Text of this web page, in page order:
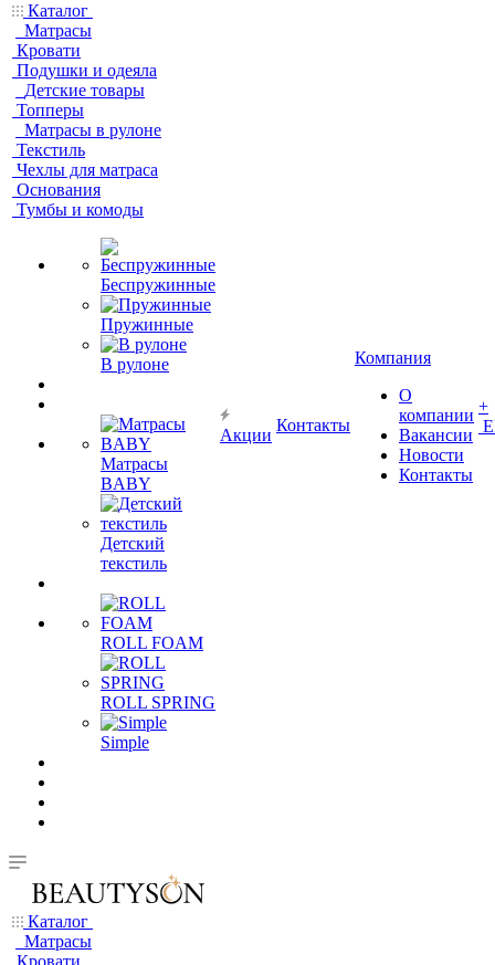
Каталог
Матрасы
Кровати
Подушки и одеяла
Детские товары
Топперы
Матрасы в рулоне
Текстиль
Чехлы для матраса
Основания
Тумбы и комоды
Беспружинные
Пружинные
В рулоне
Матрасы
BABY
Детский
текстиль
ROLL FOAM
ROLL SPRING
Simple
Акции
Контакты
Компания
О
компании
Вакансии
Новости
Контакты
+
Каталог
Матрасы
Кровати